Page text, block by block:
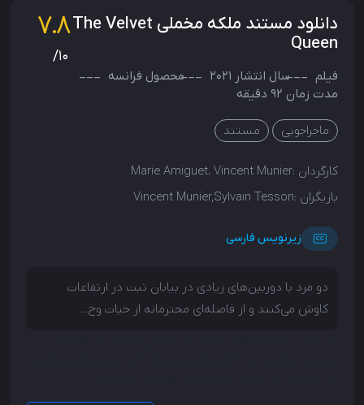
دانلود مستند ملکه مخملی The Velvet
Queen
7.8
/10
فیلم سال انتشار 2021 محصول فرانسه
مدت زمان 92 دقیقه
ماجراجویی مستند
کارگردان :Marie Amiguet، Vincent Munier
بازیگران :Vincent Munier,Sylvain Tesson
زیرنویس فارسی
دو مرد با دوربین‌های زیادی در بیابان تبت در ارتفاعات
کاوش می‌کنند و از فاصله‌ای محترمانه از حیات وح...